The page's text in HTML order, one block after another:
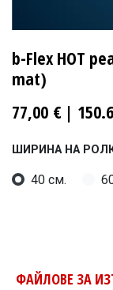
b-Flex HOT
mat)
77,00 € |
ШИРИНА НА
40 см.
ФАЙЛОВЕ ЗА